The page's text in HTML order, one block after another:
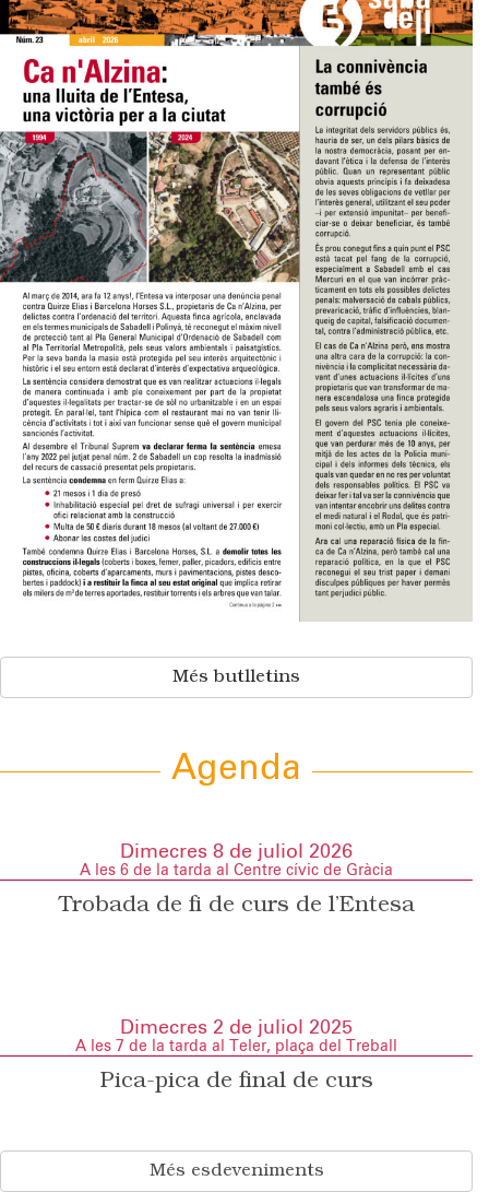
Més butlletins
Agenda
Dimecres 8 de juliol 2026
A les 6 de la tarda al Centre cívic de Gràcia
Trobada de fi de curs de l’Entesa
Dimecres 2 de juliol 2025
A les 7 de la tarda al Teler, plaça del Treball
Pica-pica de final de curs
Més esdeveniments